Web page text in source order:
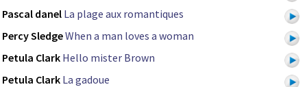
Pascal danel La plage aux romantiques
Percy SledgeWhen a man loves a woman
Petula Clark Hello mister Brown
Petula Clark La gadoue